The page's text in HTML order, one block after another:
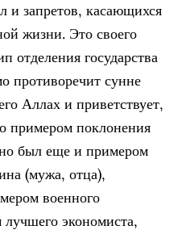
и запретов, касающихся
жизни. Это своего
отделения государства
противоречит сунне
Аллах и приветствует,
примером поклонения
был еще и примером
(мужа, отца),
военного
экономиста,